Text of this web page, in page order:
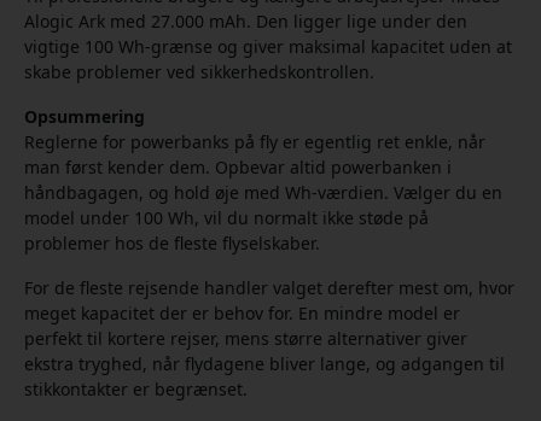
Alogic Ark med 27.000 mAh. Den ligger lige under den
vigtige 100 Wh-grænse og giver maksimal kapacitet uden at
skabe problemer ved sikkerhedskontrollen.
Opsummering
Reglerne for powerbanks på fly er egentlig ret enkle, når
man først kender dem. Opbevar altid powerbanken i
håndbagagen, og hold øje med Wh-værdien. Vælger du en
model under 100 Wh, vil du normalt ikke støde på
problemer hos de fleste flyselskaber.
For de fleste rejsende handler valget derefter mest om, hvor
meget kapacitet der er behov for. En mindre model er
perfekt til kortere rejser, mens større alternativer giver
ekstra tryghed, når flydagene bliver lange, og adgangen til
stikkontakter er begrænset.